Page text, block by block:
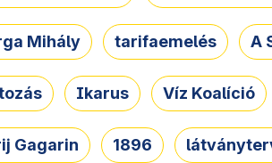
Mihály tarifaemelés A
Ikarus Víz Koalíció
Gagarin 1896